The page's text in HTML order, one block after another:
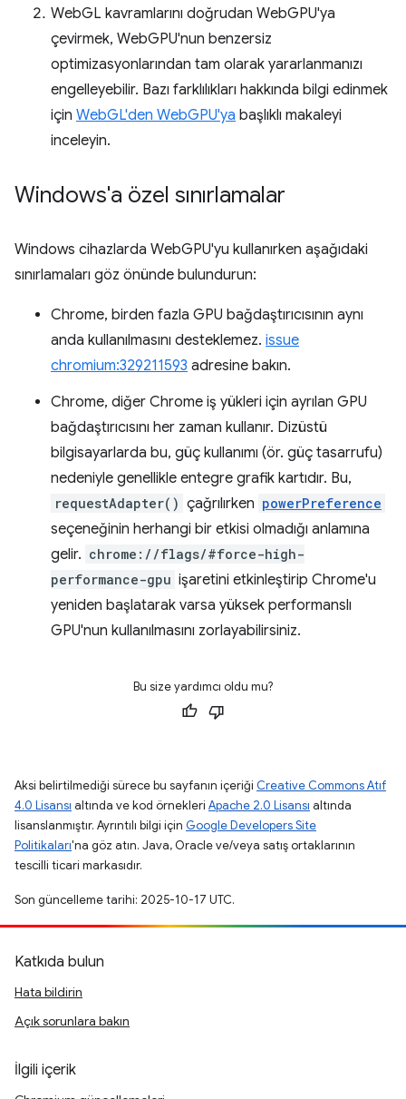
WebGL kavramlarını doğrudan WebGPU'ya
çevirmek, WebGPU'nun benzersiz
optimizasyonlarından tam olarak yararlanmanızı
engelleyebilir. Bazı farklılıkları hakkında bilgi edinmek
için WebGL'den WebGPU'ya başlıklı makaleyi
inceleyin.
Windows'a özel sınırlamalar
Windows cihazlarda WebGPU'yu kullanırken aşağıdaki
sınırlamaları göz önünde bulundurun:
Chrome, birden fazla GPU bağdaştırıcısının aynı
anda kullanılmasını desteklemez. issue
chromium:329211593 adresine bakın.
Chrome, diğer Chrome iş yükleri için ayrılan GPU
bağdaştırıcısını her zaman kullanır. Dizüstü
bilgisayarlarda bu, güç kullanımı (ör. güç tasarrufu)
nedeniyle genellikle entegre grafik kartıdır. Bu,
requestAdapter() çağrılırken powerPreference
seçeneğinin herhangi bir etkisi olmadığı anlamına
gelir. chrome://flags/#force-high-
performance-gpu işaretini etkinleştirip Chrome'u
yeniden başlatarak varsa yüksek performanslı
GPU'nun kullanılmasını zorlayabilirsiniz.
Bu size yardımcı oldu mu?
Aksi belirtilmediği sürece bu sayfanın içeriği Creative Commons Atıf
4.0 Lisansı altında ve kod örnekleri Apache 2.0 Lisansı altında
lisanslanmıştır. Ayrıntılı bilgi için Google Developers Site
Politikaları'na göz atın. Java, Oracle ve/veya satış ortaklarının
tescilli ticari markasıdır.
Son güncelleme tarihi: 2025-10-17 UTC.
Katkıda bulun
Hata bildirin
Açık sorunlara bakın
İlgili içerik